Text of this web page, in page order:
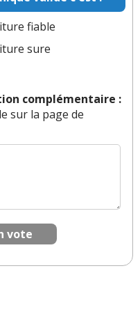
commentaire :
est régit par la
EN les concernant
d'orientation de
depuis le dernier
mat, les moteurs
pales ne sont
fiable
sure
complémentaire :
sur la page de
vote